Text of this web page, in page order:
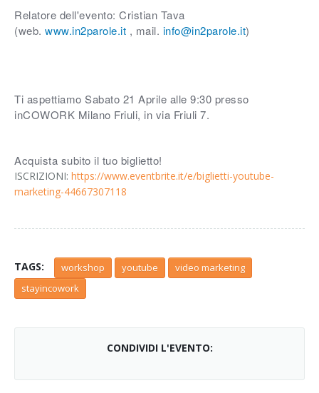
Relatore dell'evento: Cristian Tava
(web. www.in2parole.it , mail. info@in2parole.it)
Ti aspettiamo Sabato 21 Aprile alle 9:30 presso
inCOWORK Milano Friuli, in via Friuli 7.
Acquista subito il tuo biglietto!
ISCRIZIONI: https://www.eventbrite.it/e/biglietti-youtube-
marketing-44667307118
TAGS: workshop youtube
video marketing
stayincowork
CONDIVIDI L'EVENTO: